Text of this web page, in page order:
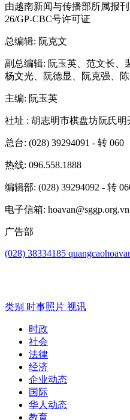
由越南新闻与传播部所属报
26/GP-CBC号许可证
总编辑: 阮克文
副总编辑: 阮玉英、范文长、
杨文光、阮德显、阮克强、
主编: 阮玉英
社址 : 胡志明市棋盘坊阮氏明
总台: (028) 39294091 - 转 060
热线: 096.558.1888
编辑部: (028) 39294092 - 转
电子信箱:
广告部
(028) 38334185
类别 时事照片 视讯
时政
社会
法律
经济
企业动态
国际
华人动态
教育